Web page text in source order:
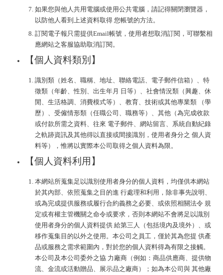
如果您與他人共用電腦或使用公共電腦，請記得關閉瀏覽器，
以防他人看到上述資料取得 您帳號的方法。
訂閱電子報只需提供Email帳號，使用者想取消訂閱，可聯繫相
應網站之客服協助取消訂閱。
【個人資料類別】
識別類（姓名、職稱、地址、聯絡電話、電子郵件信箱）、特
徵類（年齡、性別、出生年月 日等）、社會情況類（興趣、休
閒、生活格調、消費模式等）、教育、技術或其他專業類 （學
歷）、受僱情形類（任職公司、職務等）、其他（為完成收款
或付款所需之資料、往來 電子郵件、網站留言、系統自動紀錄
之軌跡資訊及其他得以直接或間接識別，使用者身分之 個人資
料等），惟將以實際本公司取得之個人資料為限。
【個人資料利用】
本網站所蒐集足以識別使用者身分的個人資料，均僅供本網站
於其內部、依照蒐集之目的進 行處理和利用，除非事先說明、
或為完成提供服務或履行合約義務之必要、或依照相關法令 規
定或有權主管機關之命令或要求，否則本網站不會將足以識別
使用者身分的個人資料提供 給第三人（包括境內及境外）、或
移作蒐集目的以外之使用。本公司之員工，僅於其為您提 供產
品或服務之需求範圍內，對於您的個人資料得為有限之接觸。
本公司及本公司委外之協 力廠商（例如：商品供應商、提供物
流、金流或活動贈品、展示品之廠商）；如為本公司與 其他廠